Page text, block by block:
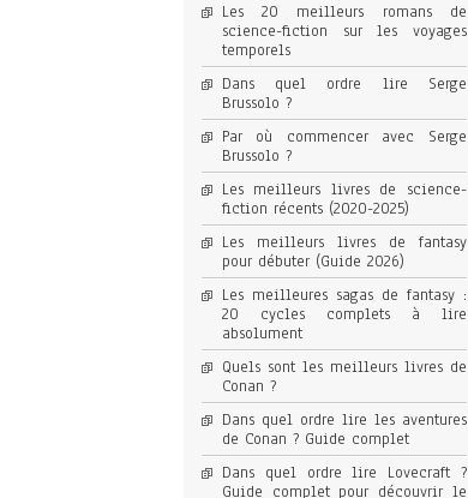
Les 20 meilleurs romans de
science-fiction sur les voyages
temporels
Dans quel ordre lire Serge
Brussolo ?
Par où commencer avec Serge
Brussolo ?
Les meilleurs livres de science-
fiction récents (2020-2025)
Les meilleurs livres de fantasy
pour débuter (Guide 2026)
Les meilleures sagas de fantasy :
20 cycles complets à lire
absolument
Quels sont les meilleurs livres de
Conan ?
Dans quel ordre lire les aventures
de Conan ? Guide complet
Dans quel ordre lire Lovecraft ?
Guide complet pour découvrir le